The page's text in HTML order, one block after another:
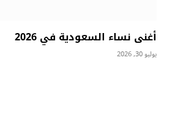
أغنى نساء السعودية في 2026
يوليو 30, 2026